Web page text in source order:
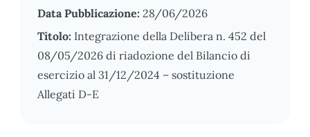
Data Pubblicazione: 28/06/2026
Titolo: Integrazione della Delibera n. 452 del
08/05/2026 di riadozione del Bilancio di
esercizio al 31/12/2024 – sostituzione
Allegati D-E